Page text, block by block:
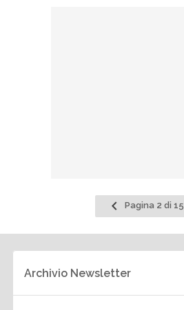
Pagina
precedente
Pagina 2 di 15
Archivio Newsletter